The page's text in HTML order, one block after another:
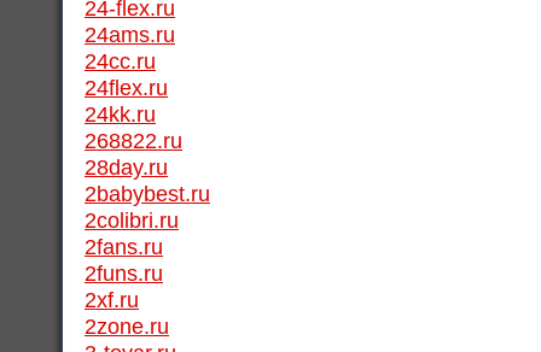
24-flex.ru
24ams.ru
24cc.ru
24flex.ru
24kk.ru
268822.ru
28day.ru
2babybest.ru
2colibri.ru
2fans.ru
2funs.ru
2xf.ru
2zone.ru